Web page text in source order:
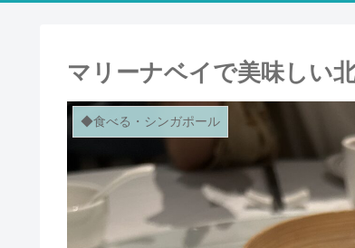
マリーナベイで美味しい
◆食べる・シンガポール